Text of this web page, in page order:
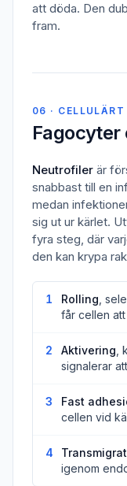
att döda. Den
fram.
06 · CELLULÄRT
Neutrofiler är
snabbast till en
medan
sig ut ur kärlet.
fyra steg, där
den kan krypa
1 Rolling ,
får cellen
2 Aktivering
signalerar
3 Fast
cellen vid
4
igenom